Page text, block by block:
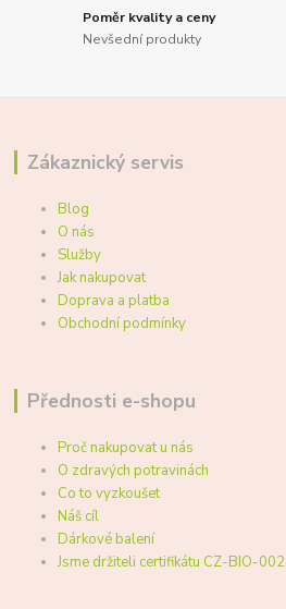
Poměr kvality a ceny
Nevšední produkty
Zákaznický servis
Blog
O nás
Služby
Jak nakupovat
Doprava a platba
Obchodní podmínky
Přednosti e-shopu
Proč nakupovat u nás
O zdravých potravinách
Co to vyzkoušet
Náš cíl
Dárkové balení
Jsme držiteli certifikátu CZ-BIO-002